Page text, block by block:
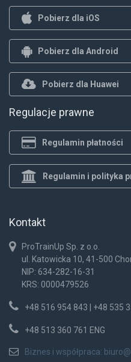
Pobierz dla iOS
Pobierz dla Android
Pobierz dla Huawei
Regulacje prawne
Regulamin płatności
Regulamin i polityka
Kontakt
ProTrainUp Sp. z o.o.
ul. Katowicka 10, 41-500
NIP: 634-282-16-31
KRS: 0000479526
+48 516 954 843 | +48 535
+48 513 360 761 ENG
Biznes i współpraca: